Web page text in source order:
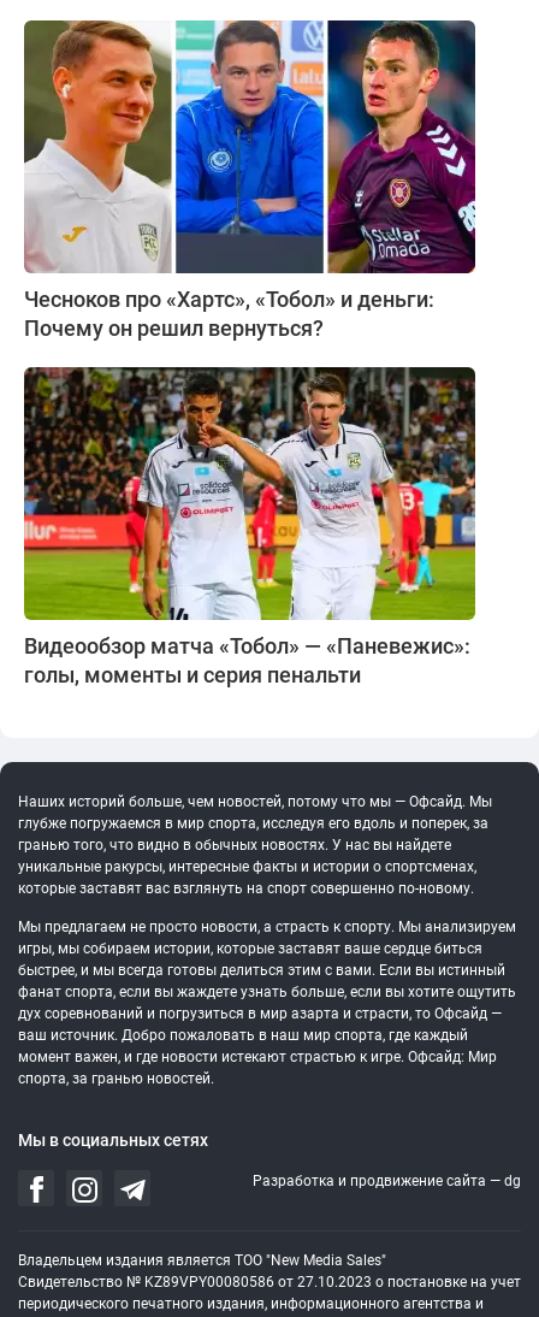
Чесноков про «Хартс», «Тобол» и деньги:
Почему он решил вернуться?
Видеообзор матча «Тобол» — «Паневежис»:
голы, моменты и серия пенальти
Наших историй больше, чем новостей, потому что мы — Офсайд. Мы
глубже погружаемся в мир спорта, исследуя его вдоль и поперек, за
гранью того, что видно в обычных новостях. У нас вы найдете
уникальные ракурсы, интересные факты и истории о спортсменах,
которые заставят вас взглянуть на спорт совершенно по-новому.
Мы предлагаем не просто новости, а страсть к спорту. Мы анализируем
игры, мы собираем истории, которые заставят ваше сердце биться
быстрее, и мы всегда готовы делиться этим с вами. Если вы истинный
фанат спорта, если вы жаждете узнать больше, если вы хотите ощутить
дух соревнований и погрузиться в мир азарта и страсти, то Офсайд —
ваш источник. Добро пожаловать в наш мир спорта, где каждый
момент важен, и где новости истекают страстью к игре. Офсайд: Мир
спорта, за гранью новостей.
Мы в социальных сетях
Разработка и продвижение сайта — dg
Владельцем издания является ТОО "New Media Sales"
Свидетельство № KZ89VPY00080586 от 27.10.2023 о постановке на учет
периодического печатного издания, информационного агентства и